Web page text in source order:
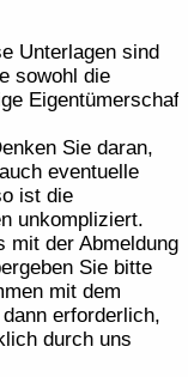
Unterlagen sind
sowohl die
Eigentümerschaft
Sie daran,
eventuelle
ist die
unkompliziert.
mit der Abmeldung
Sie bitte
mit dem
erforderlich,
durch uns